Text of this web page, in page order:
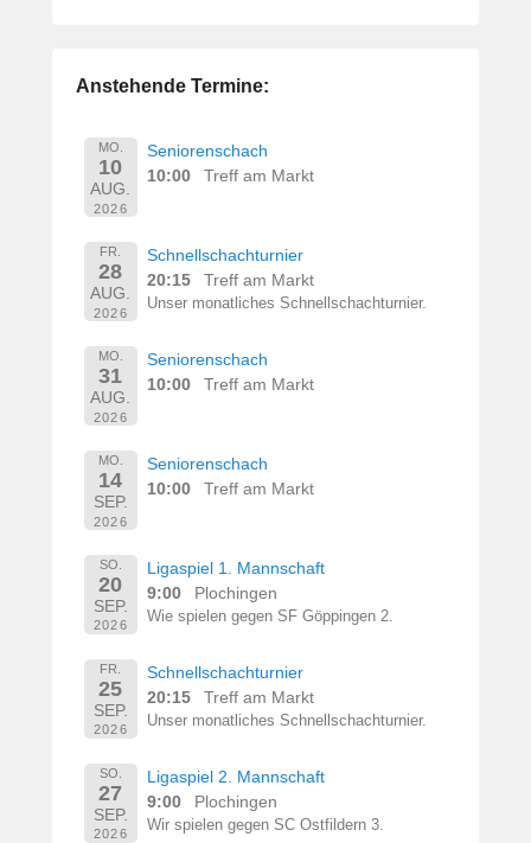
Anstehende Termine:
MO.
10
AUG.
2026
Seniorenschach
10:00
Treff am Markt
FR.
28
AUG.
2026
Schnellschachturnier
20:15
Treff am Markt
Unser monatliches Schnellschachturnier.
MO.
31
AUG.
2026
Seniorenschach
10:00
Treff am Markt
MO.
14
SEP.
2026
Seniorenschach
10:00
Treff am Markt
SO.
20
SEP.
2026
Ligaspiel 1. Mannschaft
9:00
Plochingen
Wie spielen gegen SF Göppingen 2.
FR.
25
SEP.
2026
Schnellschachturnier
20:15
Treff am Markt
Unser monatliches Schnellschachturnier.
SO.
27
SEP.
2026
Ligaspiel 2. Mannschaft
9:00
Plochingen
Wir spielen gegen SC Ostfildern 3.